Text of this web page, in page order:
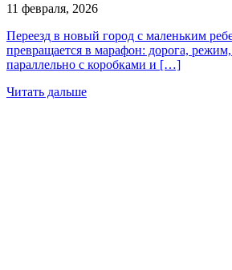
11 февраля, 2026
Переезд в новый город с маленьким
превращается в марафон: дорога,
параллельно с коробками и […]
Читать дальше